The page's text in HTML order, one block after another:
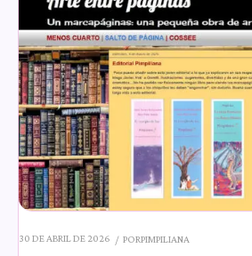
30 DE ABRIL DE 2026 PORPIMPILIANA